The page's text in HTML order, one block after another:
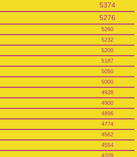
5374
5276
5260
5232
5200
5187
5050
5000
4928
4900
4896
4774
4562
4554
4378